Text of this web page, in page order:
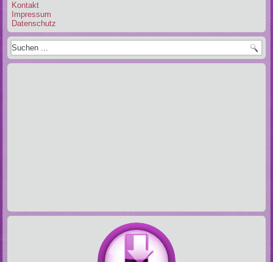
Kontakt
Impressum
Datenschutz